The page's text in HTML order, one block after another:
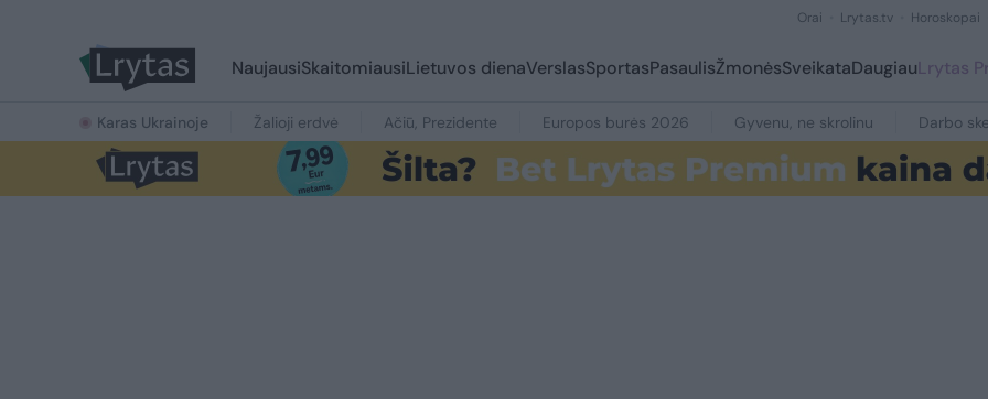
Orai Lrytas.tv Horoskopai
NaujausiSkaitomiausiLietuvos dienaVerslasSportasPasaulisŽmonėsSveikataDaugiauLrytas
Karas Ukrainoje Žalioji erdvė Ačiū, Prezidente Europos burės 2026 Gyvenu, ne skrolinu Darbo